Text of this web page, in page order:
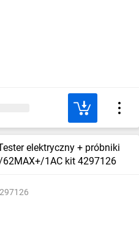
elektryczny + próbniki
1AC kit 4297126